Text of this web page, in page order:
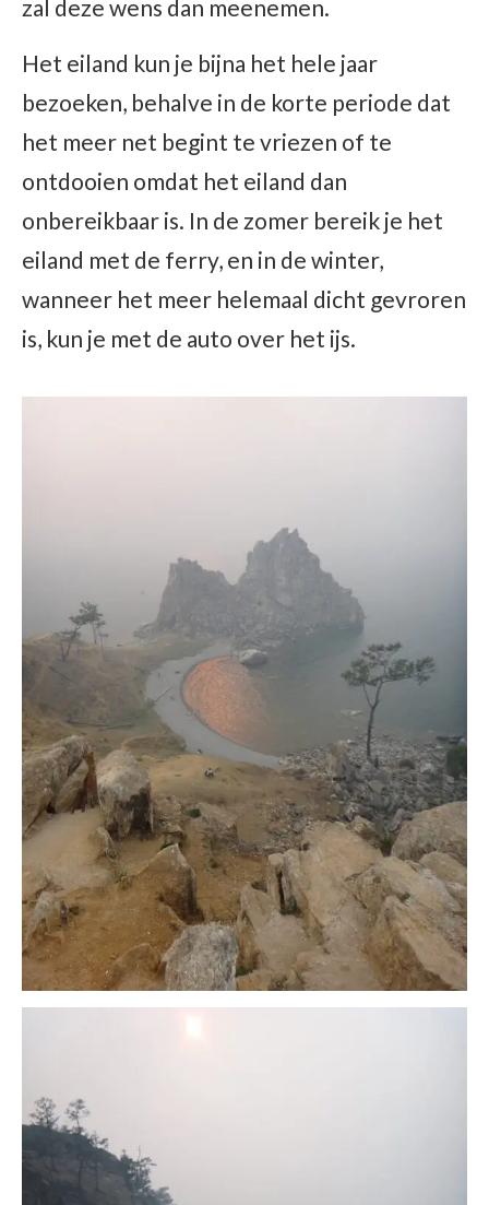
zal deze wens dan meenemen.
Het eiland kun je bijna het hele jaar
bezoeken, behalve in de korte periode dat
het meer net begint te vriezen of te
ontdooien omdat het eiland dan
onbereikbaar is. In de zomer bereik je het
eiland met de ferry, en in de winter,
wanneer het meer helemaal dicht gevroren
is, kun je met de auto over het ijs.